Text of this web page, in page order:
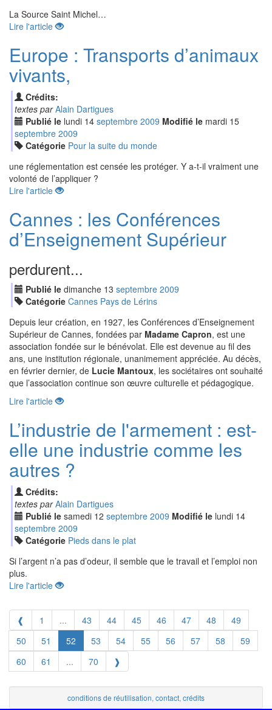
La Source Saint Michel…
Lire l'article
Europe : Transports d’animaux
vivants,
Crédits:
textes par Alain Dartigues
Publié le lundi 14 septembre 2009 Modifié le mardi 15
septembre 2009
Catégorie Pour la suite du monde
une réglementation est censée les protéger. Y a-t-il vraiment une
volonté de l’appliquer ?
Lire l'article
Cannes : les Conférences
d’Enseignement Supérieur
perdurent...
Publié le dimanche 13 septembre 2009
Catégorie Cannes Pays de Lérins
Depuis leur création, en 1927, les Conférences d’Enseignement
Supérieur de Cannes, fondées par Madame Capron, est une
association fondée sur le bénévolat. Elle est devenue au fil des
ans, une institution régionale, unanimement appréciée. Au décès,
en février dernier, de Lucie Mantoux, les sociétaires ont souhaité
que l’association continue son œuvre culturelle et pédagogique.
Lire l'article
L’industrie de l'armement : est-
elle une industrie comme les
autres ?
Crédits:
textes par Alain Dartigues
Publié le samedi 12 septembre 2009 Modifié le lundi 14
septembre 2009
Catégorie Pieds dans le plat
Si l’argent n’a pas d’odeur, il semble que le travail et l’emploi non
plus.
Lire l'article
❰ 1 ... 43 44 45 46 47 48
49
50
51 52 53 54 55 56 57 58
59
60
61 ... 70 ❱
conditions de réutilisation, contact, crédits